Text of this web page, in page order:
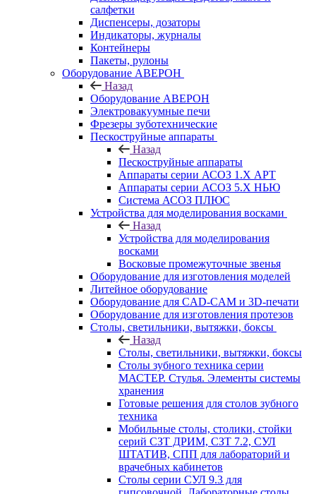
салфетки
Диспенсеры, дозаторы
Индикаторы, журналы
Контейнеры
Пакеты, рулоны
Оборудование АВЕРОН
Назад
Оборудование АВЕРОН
Электровакуумные печи
Фрезеры зуботехнические
Пескоструйные аппараты
Назад
Пескоструйные аппараты
Аппараты серии АСОЗ 1.Х АРТ
Аппараты серии АСОЗ 5.Х НЬЮ
Система АСОЗ ПЛЮС
Устройства для моделирования восками
Назад
Устройства для моделирования
восками
Восковые промежуточные звенья
Оборудование для изготовления моделей
Литейное оборудование
Оборудование для CAD-CAM и 3D-печати
Оборудование для изготовления протезов
Cтолы, светильники, вытяжки, боксы
Назад
Cтолы, светильники, вытяжки, боксы
Столы зубного техника серии
МАСТЕР. Стулья. Элементы системы
хранения
Готовые решения для столов зубного
техника
Мобильные столы, столики, стойки
серий СЗТ ДРИМ, СЗТ 7.2, СУЛ
ШТАТИВ, СПП для лабораторий и
врачебных кабинетов
Столы серии СУЛ 9.3 для